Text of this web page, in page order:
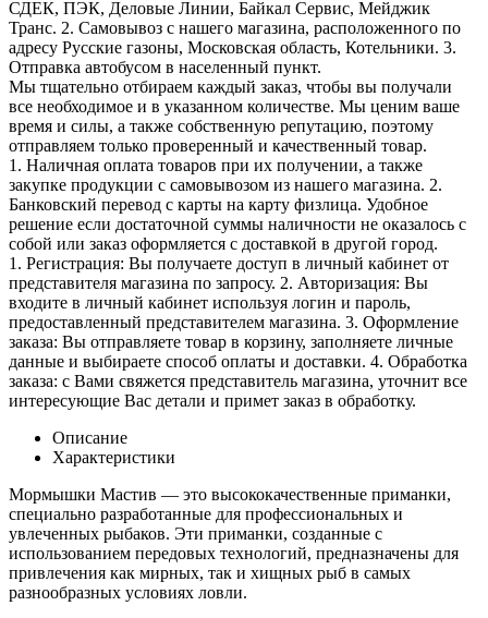
СДЕК, ПЭК, Деловые Линии, Байкал Сервис, Мейджик
Транс. 2. Самовывоз с нашего магазина, расположенного по
адресу Русские газоны, Московская область, Котельники. 3.
Отправка автобусом в населенный пункт.
Мы тщательно отбираем каждый заказ, чтобы вы получали
все необходимое и в указанном количестве. Мы ценим ваше
время и силы, а также собственную репутацию, поэтому
отправляем только проверенный и качественный товар.
1. Наличная оплата товаров при их получении, а также
закупке продукции с самовывозом из нашего магазина. 2.
Банковский перевод с карты на карту физлица. Удобное
решение если достаточной суммы наличности не оказалось с
собой или заказ оформляется с доставкой в другой город.
1. Регистрация: Вы получаете доступ в личный кабинет от
представителя магазина по запросу. 2. Авторизация: Вы
входите в личный кабинет используя логин и пароль,
предоставленный представителем магазина. 3. Оформление
заказа: Вы отправляете товар в корзину, заполняете личные
данные и выбираете способ оплаты и доставки. 4. Обработка
заказа: с Вами свяжется представитель магазина, уточнит все
интересующие Вас детали и примет заказ в обработку.
Описание
Характеристики
Мормышки Мастив — это высококачественные приманки,
специально разработанные для профессиональных и
увлеченных рыбаков. Эти приманки, созданные с
использованием передовых технологий, предназначены для
привлечения как мирных, так и хищных рыб в самых
разнообразных условиях ловли.